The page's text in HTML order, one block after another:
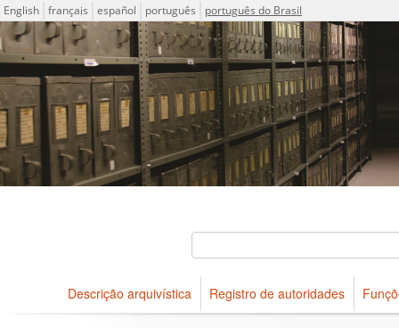
Idioma
English français español português português do Brasil
Descrições arquivísticas do acervo do Arquivo Público do
Projeto ICA-AtoM
Descrição arquivística Registro de autoridades